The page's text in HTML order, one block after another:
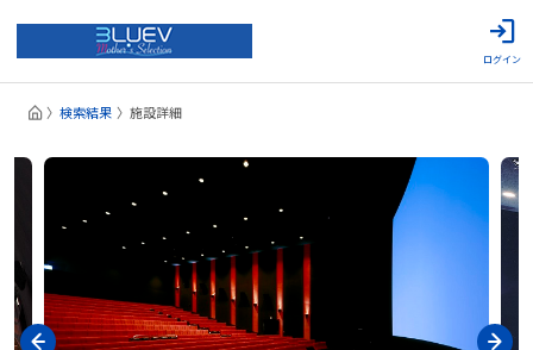
ログイン
検索結果 施設詳細